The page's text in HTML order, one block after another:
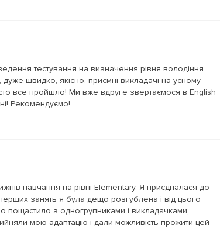
тестування на визначення рівня володіння
дуже швидко, якісно, приємні викладачі на усному
все пройшло! Ми вже вдруге звертаємося в English
Рекомендуємо!
навчання на рівні Elementary. Я приєдналася до
занять я була дещо розгублена і від цього
пощастило з одногрупниками і викладачками,
мою адаптацію і дали можливість прожити цей